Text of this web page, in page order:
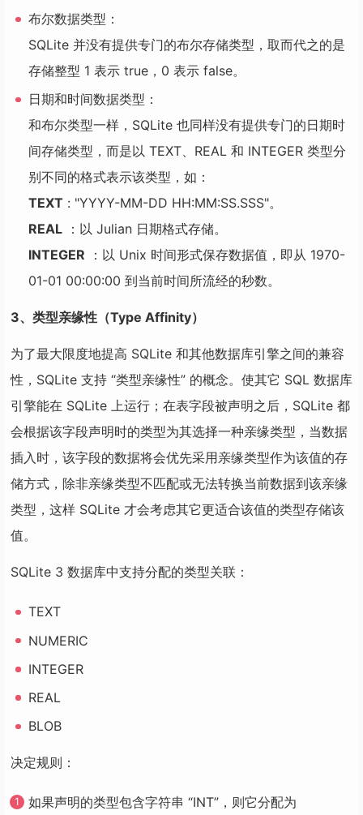
布尔数据类型：
SQLite 并没有提供专门的布尔存储类型，取而代之的是
存储整型 1 表示 true，0 表示 false。
日期和时间数据类型：
和布尔类型一样，SQLite 也同样没有提供专门的日期时
间存储类型，而是以 TEXT、REAL 和 INTEGER 类型分
别不同的格式表示该类型，如：
TEXT : "YYYY-MM-DD HH:MM:SS.SSS"。
REAL ：以 Julian 日期格式存储。
INTEGER ：以 Unix 时间形式保存数据值，即从 1970-
01-01 00:00:00 到当前时间所流经的秒数。
3、类型亲缘性（Type Affinity）
为了最大限度地提高 SQLite 和其他数据库引擎之间的兼容
性，SQLite 支持 “类型亲缘性” 的概念。使其它 SQL 数据库
引擎能在 SQLite 上运行；在表字段被声明之后，SQLite 都
会根据该字段声明时的类型为其选择一种亲缘类型，当数据
插入时，该字段的数据将会优先采用亲缘类型作为该值的存
储方式，除非亲缘类型不匹配或无法转换当前数据到该亲缘
类型，这样 SQLite 才会考虑其它更适合该值的类型存储该
值。
SQLite 3 数据库中支持分配的类型关联：
TEXT
NUMERIC
INTEGER
REAL
BLOB
决定规则：
如果声明的类型包含字符串 “INT”，则它分配为